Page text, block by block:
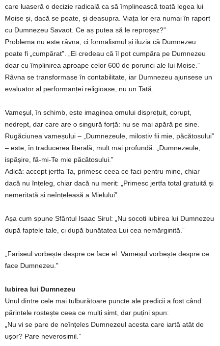
care luaseră o decizie radicală ca să împlinească toată legea lui
Moise și, dacă se poate, și deasupra. Viața lor era numai în raport
cu Dumnezeu Savaot. Ce aș putea să le reproșez?”
Problema nu este râvna, ci formalismul și iluzia că Dumnezeu
poate fi „cumpărat”. „Ei credeau că îl pot cumpăra pe Dumnezeu
doar cu împlinirea aproape celor 600 de porunci ale lui Moise.”
Râvna se transformase în contabilitate, iar Dumnezeu ajunsese un
evaluator al performanței religioase, nu un Tată.
Vameșul, în schimb, este imaginea omului disprețuit, corupt,
nedrept, dar care are o singură forță: nu se mai apără pe sine.
Rugăciunea vameșului – „Dumnezeule, milostiv fii mie, păcătosului”
– este, în traducerea literală, mult mai profundă: „Dumnezeule,
ispășire, fă-mi-Te mie păcătosului.”
Adică: accept jertfa Ta, primesc ceea ce faci pentru mine, chiar
dacă nu înțeleg, chiar dacă nu merit: „Primesc jertfa total gratuită și
nemeritată și neînțeleasă a Mielului”.
Așa cum spune Sfântul Isaac Sirul: „Nu socoti iubirea lui Dumnezeu
după faptele tale, ci după bunătatea Lui cea nemărginită.”
„Fariseul vorbește despre ce face el. Vameșul vorbește despre ce
face Dumnezeu.”
Iubirea lui Dumnezeu
Unul dintre cele mai tulburătoare puncte ale predicii a fost când
părintele rostește ceea ce mulți simt, dar puțini spun:
„Nu vi se pare de neînțeles Dumnezeul acesta care iartă atât de
ușor? Pare neverosimil.”